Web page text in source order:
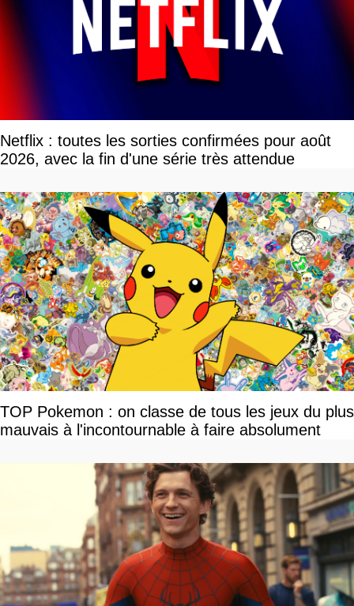
Netflix : toutes les sorties confirmées pour août
2026, avec la fin d'une série très attendue
TOP Pokemon : on classe de tous les jeux du plus
mauvais à l'incontournable à faire absolument